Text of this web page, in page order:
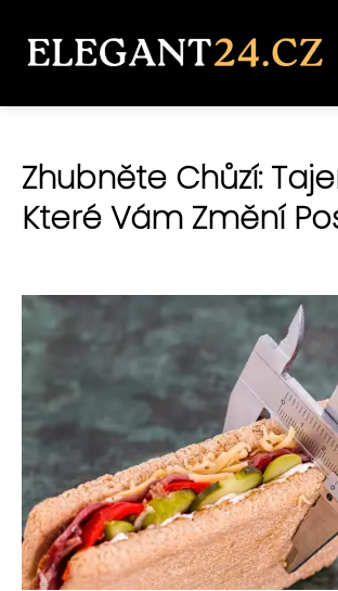
Zhubněte Chůzí:
Které Vám Změní